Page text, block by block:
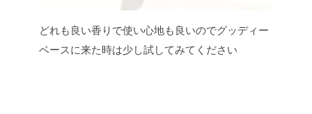
どれも良い香りで使い心地も良いのでグッディー
ベースに来た時は少し試してみてください